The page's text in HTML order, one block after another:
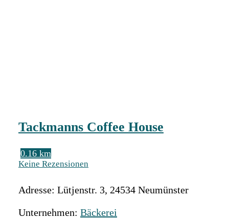
Tackmanns Coffee House
0.16 km
Keine Rezensionen
Adresse: Lütjenstr. 3, 24534 Neumünster
Unternehmen: Bäckerei